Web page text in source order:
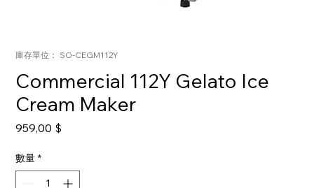
庫存單位： SO-CEGM112Y
Commercial 112Y Gelato Ice
Cream Maker
959,00 $
數量 *